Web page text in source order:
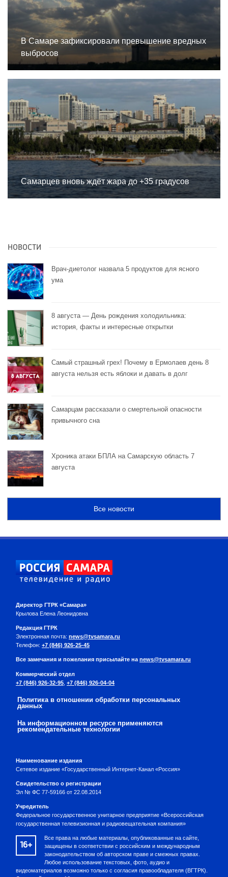
В Самаре зафиксировали превышение вредных
выбросов
Самарцев вновь ждёт жара до +35 градусов
НОВОСТИ
Врач-диетолог назвала 5 продуктов для ясного
ума
8 августа — День рождения холодильника:
история, факты и интересные открытки
Самый страшный грех! Почему в Ермолаев день 8
августа нельзя есть яблоки и давать в долг
Самарцам рассказали о смертельной опасности
привычного сна
Хроника атаки БПЛА на Самарскую область 7
августа
Все новости
Директор ГТРК «Самара»
Крылова Елена Леонидовна
Редакция ГТРК
Электронная почта: news@tvsamara.ru
Телефон: +7 (846) 926-25-45
Все замечания и пожелания присылайте наnews@tvsamara.ru
Коммерческий отдел
+7 (846) 926-32-95 +7 (846) 926-04-04
Политика в отношении обработки персональных
данных
На информационном ресурсе применяются
рекомендательные технологии
Наименование издания
Сетевое издание «Государственный Интернет-Канал «Россия»
Свидетельство о регистрации
Эл № ФС 77-59166 от 22.08.2014
Учредитель
Федеральное государственное унитарное предприятие «Всероссийская
государственная телевизионная и радиовещательная компания»
16+
Все права на любые материалы, опубликованные на сайте,
защищены в соответствии с российским и международным
законодательством об авторском праве и смежных правах.
Любое использование текстовых, фото, аудио и
видеоматериалов возможно только с согласия правообладателя (ВГТРК).